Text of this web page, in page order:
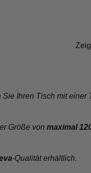
Ihren Tisch mit einer
Größe von maximal
-Qualität erhältlich.